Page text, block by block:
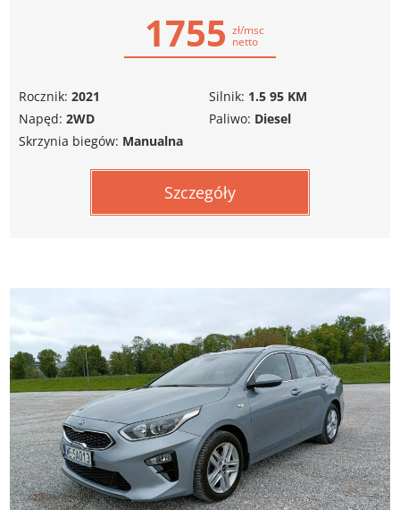
1755 zł/msc
netto
Rocznik: 2021
Napęd: 2WD
Silnik: 1.5 95 KM
Paliwo: Diesel
Skrzynia biegów: Manualna
Szczegóły